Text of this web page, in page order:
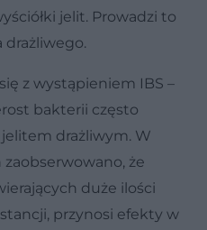
jelit. Prowadzi to
drażliwego.
z wystąpieniem IBS –
bakterii często
drażliwym. W
że
duże ilości
przynosi efekty w